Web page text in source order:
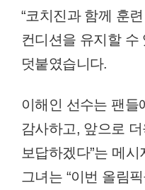
“코치진과 함께 훈
컨디션을 유지할 수
덧붙였습니다.
이해인 선수는 팬들
감사하고, 앞으로
보답하겠다”는 메
그녀는 “이번 올림